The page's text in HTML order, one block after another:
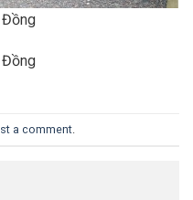
a comment